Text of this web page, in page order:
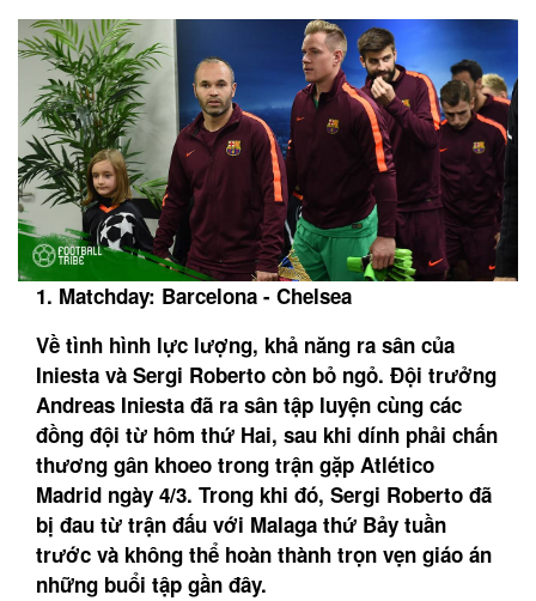
1. Matchday: Barcelona - Chelsea
Về tình hình lực lượng, khả năng ra sân của
Iniesta và Sergi Roberto còn bỏ ngỏ. Đội trưởng
Andreas Iniesta đã ra sân tập luyện cùng các
đồng đội từ hôm thứ Hai, sau khi dính phải chấn
thương gân khoeo trong trận gặp Atlético
Madrid ngày 4/3. Trong khi đó, Sergi Roberto đã
bị đau từ trận đấu với Malaga thứ Bảy tuần
trước và không thể hoàn thành trọn vẹn giáo án
những buổi tập gần đây.